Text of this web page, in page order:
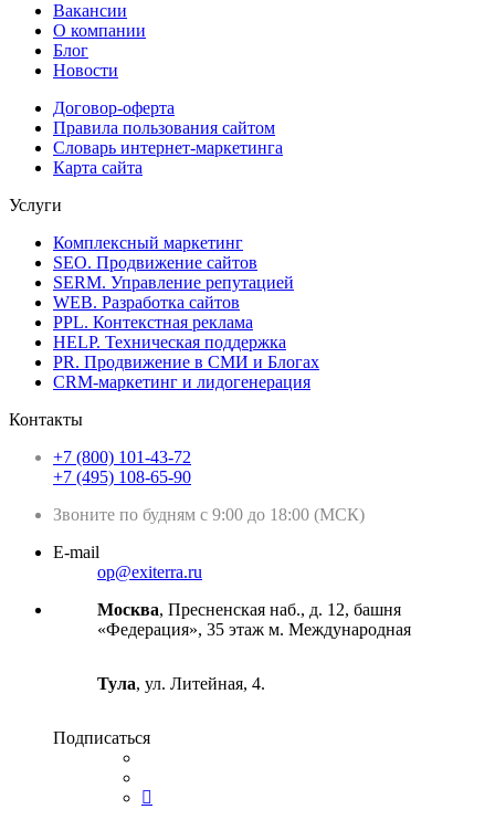
Вакансии
О компании
Блог
Новости
Договор-оферта
Правила пользования сайтом
Словарь интернет-маркетинга
Карта сайта
Услуги
Комплексный маркетинг
SEO. Продвижение сайтов
SERM. Управление репутацией
WEB. Разработка сайтов
PPL. Контекстная реклама
HELP. Техническая поддержка
PR. Продвижение в СМИ и Блогах
CRM-маркетинг и лидогенерация
Контакты
+7 (800) 101-43-72
+7 (495) 108-65-90
Звоните по будням с 9:00 до 18:00 (МСК)
E-mail
op@exiterra.ru
Москва, Пресненская наб., д. 12, башня
«Федерация», 35 этаж м. Международная
Тула, ул. Литейная, 4.
Подписаться